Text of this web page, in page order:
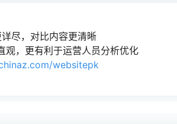
尽，对比内容更清晰
观，更有利于运营人员分析优化
websitepk